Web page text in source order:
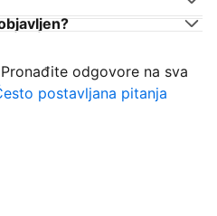
odgovore na sva
postavljana pitanja